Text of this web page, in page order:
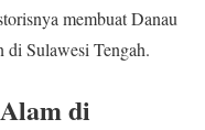
membuat Danau
di Sulawesi Tengah.
di